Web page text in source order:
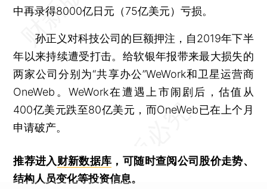
中再录得8000亿日元（75亿美元）亏损。
孙正义对科技公司的巨额押注，自2019年下半
年以来持续遭受打击。给软银年报带来最大损失的
两家公司分别为“共享办公”WeWork和卫星运营商
OneWeb。WeWork在遭遇上市闹剧后，估值从
400亿美元跌至80亿美元，而OneWeb已在上个月
申请破产。
推荐进入财新数据库 ，可随时查阅公司股价走势、
结构人员变化等投资信息。